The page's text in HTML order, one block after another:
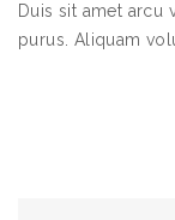
Duis sit amet arcu
purus. Aliquam